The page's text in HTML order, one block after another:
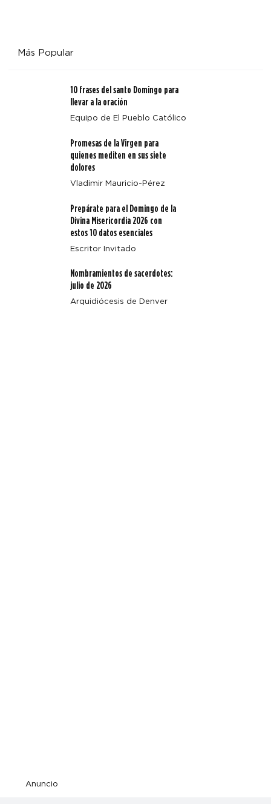
Más Popular
10 frases del santo Domingo para
llevar a la oración
Equipo de El Pueblo Católico
Promesas de la Virgen para
quienes mediten en sus siete
dolores
Vladimir Mauricio-Pérez
Prepárate para el Domingo de la
Divina Misericordia 2026 con
estos 10 datos esenciales
Escritor Invitado
Nombramientos de sacerdotes:
julio de 2026
Arquidiócesis de Denver
Anuncio